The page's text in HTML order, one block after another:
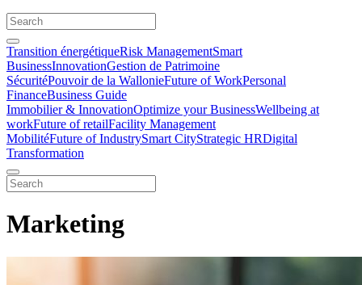
Transition énergétiqueRisk ManagementSmart
BusinessInnovationGestion de Patrimoine
SécuritéPouvoir de la WallonieFuture of WorkPersonal
FinanceBusiness Guide
Immobilier & InnovationOptimize your BusinessWellbeing at
workFuture of retailFacility Management
MobilitéFuture of IndustrySmart CityStrategic HRDigital
Transformation
Marketing